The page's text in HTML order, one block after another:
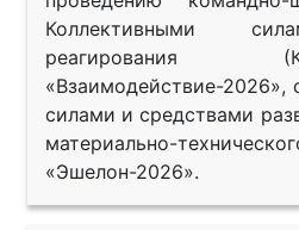
Коллективными
«Взаимодействие-2026»,
силами и средствами
материально-
«Эшелон-2026».